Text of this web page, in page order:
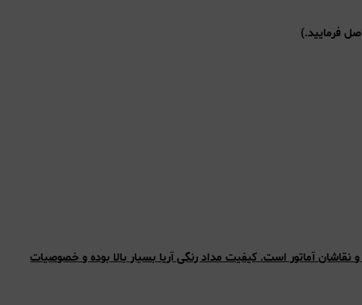
آماتور است. کیفیت مداد رنگی آریا بسیار بالا بوده و خصوصیات